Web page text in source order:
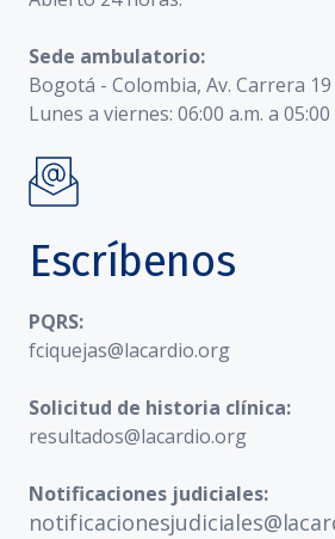
Sede ambulatorio:
Bogotá - Colombia, Av. Carrera
Lunes a viernes: 06:00 a.m. a 05:00
Escríbenos
PQRS:
fciquejas@lacardio.org
Solicitud de historia clínica:
resultados@lacardio.org
Notificaciones judiciales: